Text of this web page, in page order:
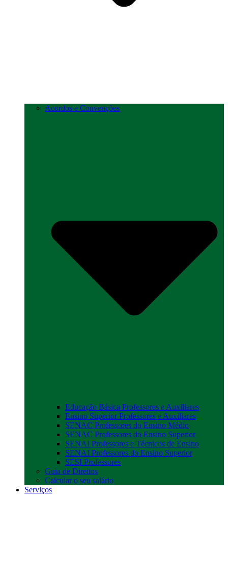
Acordos e Convenções
Educação Básica Professores e Auxiliares
Ensino Superior Professores e Auxiliares
SENAC Professores do Ensino Médio
SENAC Professores do Ensino Superior
SENAI Professores e Técnicos de Ensino
SENAI Professores do Ensino Superior
SESI Professores
Guia de Direitos
Calcular o seu salário
Serviços